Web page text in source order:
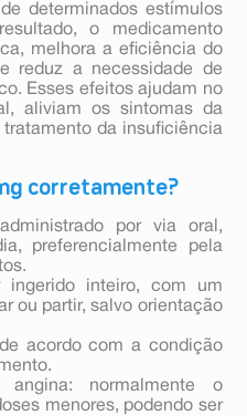
determinados estímulos
o medicamento
melhora a eficiência do
reduz a necessidade de
Esses efeitos ajudam no
aliviam os sintomas da
da insuficiência
corretamente?
por via oral,
preferencialmente pela
inteiro, com um
ou partir, salvo orientação
acordo com a condição
normalmente o
menores, podendo ser